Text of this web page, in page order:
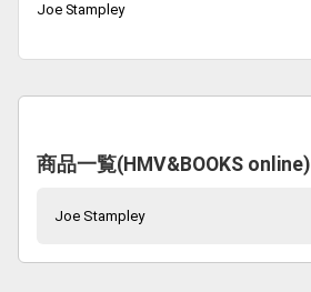
Joe Stampley
商品一覧(HMV&BOOKS online)
Joe Stampley